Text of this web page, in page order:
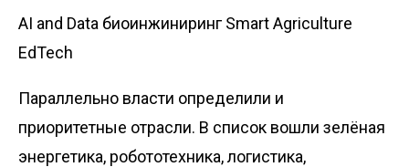
AI and Data биоинжиниринг Smart Agriculture
EdTech
Параллельно власти определили и
приоритетные отрасли. В список вошли зелёная
энергетика, робототехника, логистика,